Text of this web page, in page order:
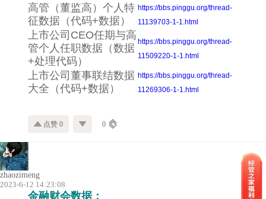
高管（董监高）个人特
征数据（代码+数据）
https://bbs.pinggu.org/thread-
11139703-1-1.html
上市公司CEO任期与高
管个人任职数据（数据
+处理代码）
https://bbs.pinggu.org/thread-
11509220-1-1.html
上市公司董事联结数据
大全（代码+数据）
https://bbs.pinggu.org/thread-
11269306-1-1.html
点赞 0 0
zhaozimeng
2023-6-12 14:23:08
金融财会数据：